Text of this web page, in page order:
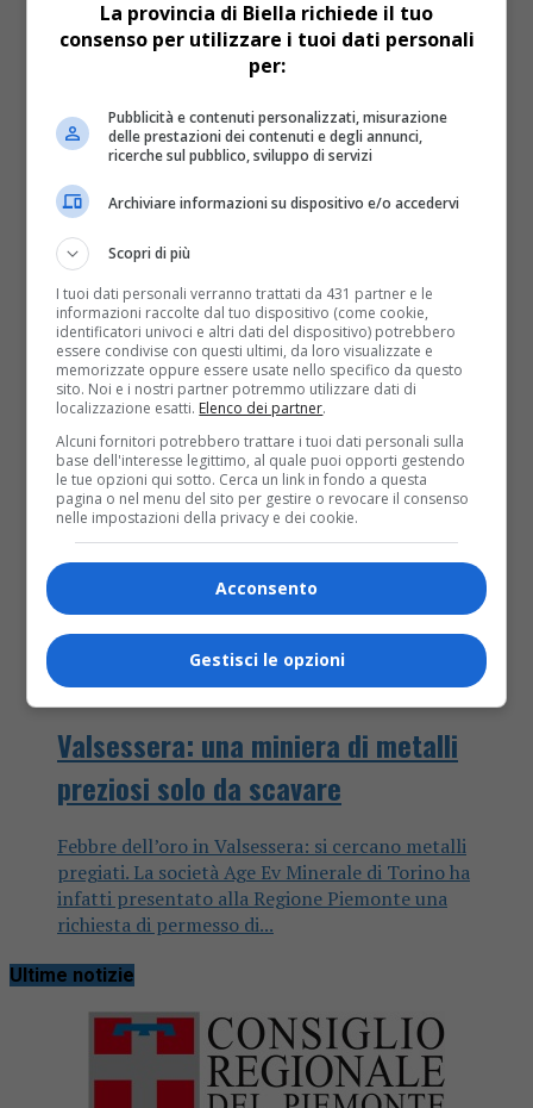
Argento a un biellese ai Nazionali di
pesistica
Eccezionale risultato per l’atleta biellese Vincenzo
Galia alle finali dei Campionati italiani assoluti di
pesistica della FIPE
Attualità7 anni fa
Valsessera: una miniera di metalli
preziosi solo da scavare
Febbre dell’oro in Valsessera: si cercano metalli
pregiati. La società Age Ev Minerale di Torino ha
infatti presentato alla Regione Piemonte una
richiesta di permesso di...
Ultime notizie
La provincia di Biella richiede il tuo
consenso per utilizzare i tuoi dati personali
per:
Pubblicità e contenuti personalizzati, misurazione
delle prestazioni dei contenuti e degli annunci,
ricerche sul pubblico, sviluppo di servizi
Archiviare informazioni su dispositivo e/o accedervi
Scopri di più
I tuoi dati personali verranno trattati da 431 partner e le
informazioni raccolte dal tuo dispositivo (come cookie,
identificatori univoci e altri dati del dispositivo) potrebbero
essere condivise con questi ultimi, da loro visualizzate e
memorizzate oppure essere usate nello specifico da questo
sito. Noi e i nostri partner potremmo utilizzare dati di
localizzazione esatti. Elenco dei partner.
Alcuni fornitori potrebbero trattare i tuoi dati personali sulla
base dell'interesse legittimo, al quale puoi opporti gestendo
le tue opzioni qui sotto. Cerca un link in fondo a questa
pagina o nel menu del sito per gestire o revocare il consenso
nelle impostazioni della privacy e dei cookie.
Acconsento
Gestisci le opzioni